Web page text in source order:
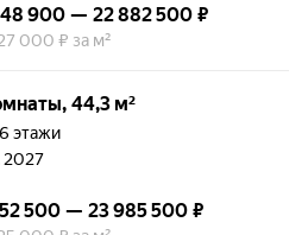
900 — 22 882 500 ₽
000 ₽ за м²
44,3 м²
этажи
2027
500 — 23 985 500 ₽